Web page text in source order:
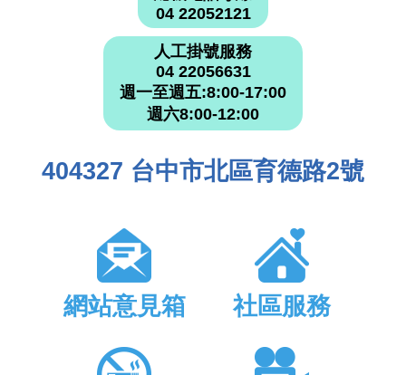
04 22052121
人工掛號服務
04 22056631
週一至週五:8:00-17:00
週六8:00-12:00
404327 台中市北區育德路2號
網站意見箱 社區服務